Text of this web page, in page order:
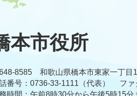
本市役所
8585 和歌山県橋本市東家一丁目
番号：0736-33-1111（代表）
フ